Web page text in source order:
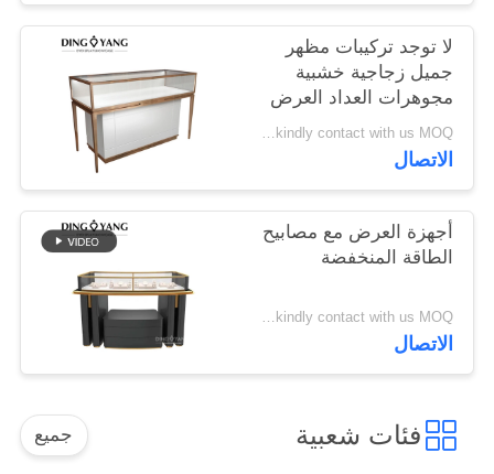
لا توجد تركيبات مظهر
جميل زجاجية خشبية
مجوهرات العداد العرض
Pls kindly contact with us MOQ:متجر واحد أو 5 مجموعات
الاتصال
أجهزة العرض مع مصابيح
الطاقة المنخفضة
Pls kindly contact with us MOQ:متجر واحد أو 5 مجموعات
الاتصال
فئات شعبية جميع